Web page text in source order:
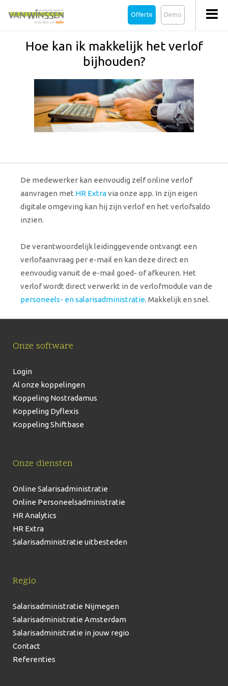
Demo
Offerte
Hoe kan ik makkelijk het verlof
bijhouden?
De medewerker kan eenvoudig zelf online verlof
aanvragen met HR Extravia onze app. In zijn eigen
digitale omgeving kan hij zijn verlof en het verlofsaldo
inzien.
De verantwoordelijk leidinggevende ontvangt een
verlofaanvraag per e-mail en kan deze direct en
eenvoudig vanuit de e-mail goed- of afkeuren. Het
verlof wordt direct verwerkt in de verlofmodule van de
personeels- en salarisadministratie. Makkelijk en snel.
Onze software
Login
Al onze koppelingen
Koppeling Nostradamus
Koppeling Dyflexis
Koppeling Shiftbase
Onze diensten
Online Salarisadministratie
Online Personeelsadministratie
HR Analytics
HR Extra
Salarisadministratie uitbesteden
Regio
Salarisadministratie Nijmegen
Salarisadministratie Amsterdam
Salarisadministratie in jouw regio
Contact
Referenties